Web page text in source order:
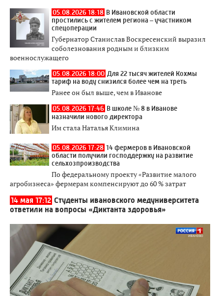
05.08.2026 18:18 В Ивановской области
простились с жителем региона – участником
спецоперации
Губернатор Станислав Воскресенский выразил
соболезнования родным и близким
военнослужащего
05.08.2026 18:00 Для 22 тысяч жителей Кохмы
тариф на воду снизился более чем на треть
Ранее он был выше, чем в Иванове
05.08.2026 17:46 В школе № 8 в Иванове
назначили нового директора
Им стала Наталья Климина
05.08.2026 17:28 14 фермеров в Ивановской
области получили господдержку на развитие
сельхозпроизводства
По федеральному проекту «Развитие малого
агробизнеса» фермерам компенсируют до 60 % затрат
14 мая 17:12 Студенты ивановского медуниверситета
ответили на вопросы «Диктанта здоровья»